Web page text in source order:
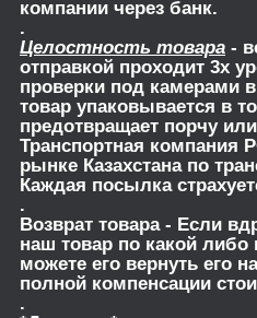
компании через банк.
.
Целостность товара -
отправкой проходит 3х
проверки под камерами
товар упаковывается в
предотвращает порчу
Транспортная компания
рынке Казахстана по
Каждая посылка
.
Возврат товара- Если
наш товар по какой либо
можете его вернуть его
полной компенсации
.